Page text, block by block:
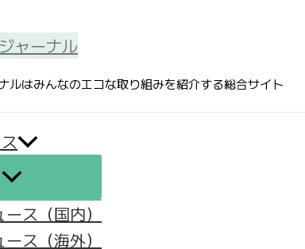
ルはみんなのエコな取り組みを紹介する総合サイト
ス（国内）
ス（海外）